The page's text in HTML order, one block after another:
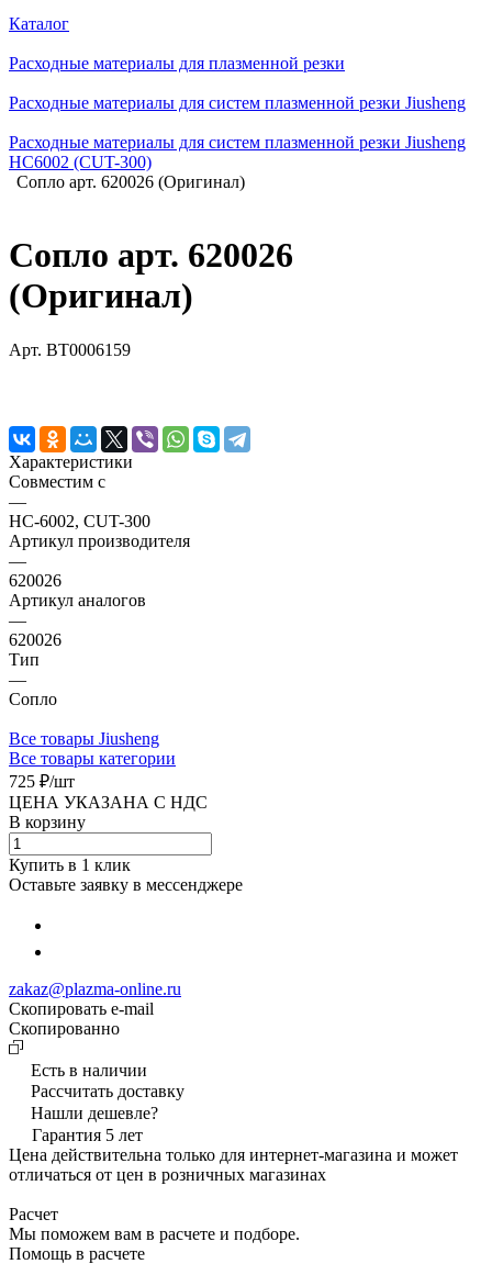
Каталог
Расходные материалы для плазменной резки
Расходные материалы для систем плазменной резки Jiusheng
Расходные материалы для систем плазменной резки Jiusheng
HC6002 (CUT-300)
Сопло арт. 620026 (Оригинал)
Сопло арт. 620026
(Оригинал)
Арт. BT0006159
Характеристики
Совместим с
—
HC-6002, CUT-300
Артикул производителя
—
620026
Артикул аналогов
—
620026
Тип
—
Сопло
Все товары Jiusheng
Все товары категории
725 ₽/шт
ЦЕНА УКАЗАНА С НДС
В корзину
Купить в 1 клик
Оставьте заявку в мессенджере
zakaz@plazma-online.ru
Скопировать e-mail
Cкопированно
Есть в наличии
Рассчитать доставку
Нашли дешевле?
Гарантия 5 лет
Цена действительна только для интернет-магазина и может
отличаться от цен в розничных магазинах
Расчет
Мы поможем вам в расчете и подборе.
Помощь в расчете